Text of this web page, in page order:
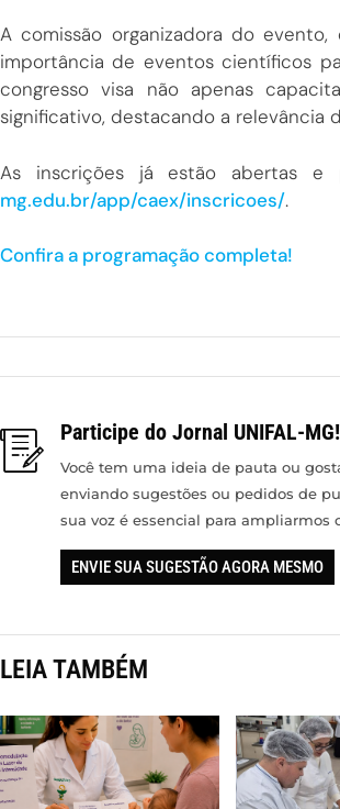
A comissão organizadora do
importância de eventos científicos
congresso visa não apenas
significativo, destacando a relevância
As inscrições já estão abertas e
mg.edu.br/app/caex/inscricoes/.
Confira a programação completa!
Participe do Jornal UNIFAL-MG!
Você tem uma ideia de pauta ou
enviando sugestões ou pedidos de
sua voz é essencial para ampliarmos
ENVIE SUA SUGESTÃO AGORA MESMO
LEIA TAMBÉM